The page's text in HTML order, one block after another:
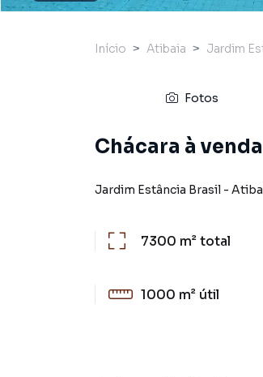
Início Atibaia Jardim
Fotos
Chácara à
Jardim Estância Brasil -
7300 m²total
1000 m² útil